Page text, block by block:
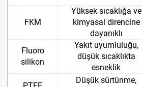
FKM
Yüksek sıcaklığa ve
kimyasal direncine
dayanıklı
Fluoro
silikon
Yakıt uyumluluğu,
düşük sıcaklıkta
esneklik
Düşük sürtünme,